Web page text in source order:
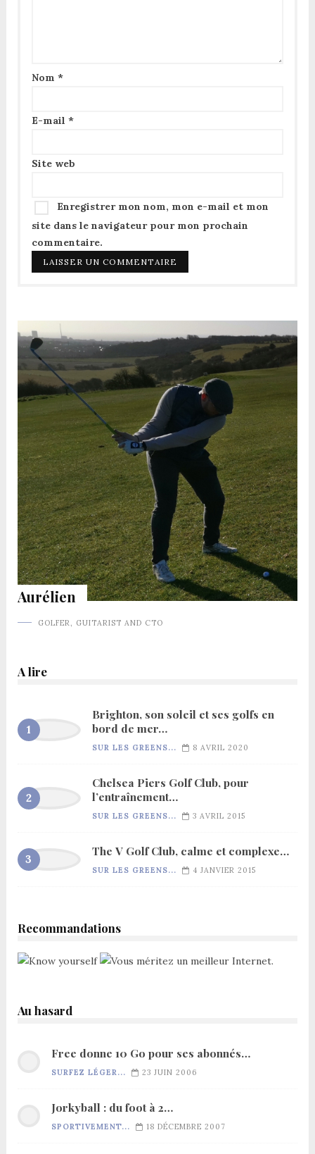
Nom *
E-mail *
Site web
Enregistrer mon nom, mon e-mail et mon
site dans le navigateur pour mon prochain
commentaire.
Aurélien
GOLFER, GUITARIST AND CTO
A lire
Brighton, son soleil et ses golfs en
bord de mer…
SUR LES GREENS... 8 AVRIL 2020
Chelsea Piers Golf Club, pour
l’entraînement…
SUR LES GREENS... 3 AVRIL 2015
The V Golf Club, calme et complexe…
SUR LES GREENS... 4 JANVIER 2015
Recommandations
Au hasard
Free donne 10 Go pour ses abonnés…
SURFEZ LÉGER... 23 JUIN 2006
Jorkyball : du foot à 2…
SPORTIVEMENT... 18 DÉCEMBRE 2007